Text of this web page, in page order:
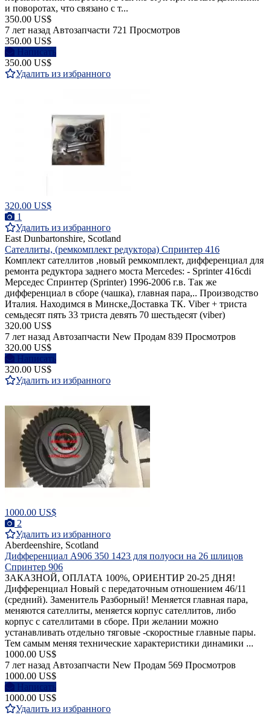
и поворотах, что связано с т...
350.00 US$
7 лет назад Автозапчасти 721 Просмотров
350.00 US$
Написать
350.00 US$
Удалить из избранного
320.00 US$
1
Удалить из избранного
East Dunbartonshire, Scotland
Сателлиты, (ремкомплект редуктора) Спринтер 416
Комплект сателлитов ,новый ремкомплект, дифференциал для
ремонта редуктора заднего моста Mercedes: - Sprinter 416cdi
Мерседес Спринтер (Sprinter) 1996-2006 г.в. Так же
дифференциал в сборе (чашка), главная пара,.. Производство
Италия. Находимся в Минске,Доставка ТК. Viber + триста
семьдесят пять 33 триста девять 70 шестьдесят (viber)
320.00 US$
7 лет назад Автозапчасти New Продам 839 Просмотров
320.00 US$
Написать
320.00 US$
Удалить из избранного
1000.00 US$
2
Удалить из избранного
Aberdeenshire, Scotland
Дифференциал A906 350 1423 для полуоси на 26 шлицов
Cпринтер 906
ЗАКАЗНОЙ, ОПЛАТА 100%, ОРИЕНТИР 20-25 ДНЯ!
Дифференциал Новый с передаточным отношением 46/11
(средний). Заменитель Разборный! Меняется главная пара,
меняются сателлиты, меняется корпус сателлитов, либо
корпус с сателлитами в сборе. При желании можно
устанавливать отдельно тяговые -скоростные главные пары.
Тем самым меняя технические характеристики динамики ...
1000.00 US$
7 лет назад Автозапчасти New Продам 569 Просмотров
1000.00 US$
Написать
1000.00 US$
Удалить из избранного